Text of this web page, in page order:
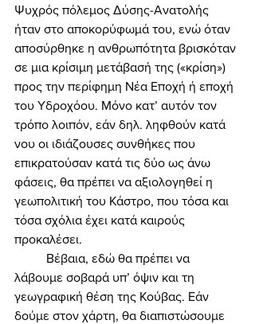
Ψυχρός πόλεμος Δύσης-Ανατολής
ήταν στο αποκορύφωμά του, ενώ όταν
αποσύρθηκε η ανθρωπότητα βρισκόταν
σε μια κρίσιμη μετάβασή της («κρίση»)
προς την περίφημη Νέα Εποχή ή εποχή
του Υδροχόου. Μόνο κατ’ αυτόν τον
τρόπο λοιπόν, εάν δηλ. ληφθούν κατά
νου οι ιδιάζουσες συνθήκες που
επικρατούσαν κατά τις δύο ως άνω
φάσεις, θα πρέπει να αξιολογηθεί η
γεωπολιτική του Κάστρο, που τόσα και
τόσα σχόλια έχει κατά καιρούς
προκαλέσει.
λάβουμε σοβαρά υπ’ όψιν και τη
γεωγραφική θέση της Κούβας. Εάν
δούμε στον χάρτη, θα διαπιστώσουμε